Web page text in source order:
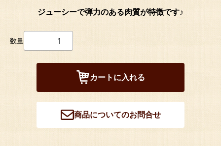
ジューシーで弾力のある肉質が特徴です♪
数量
カートに入れる
商品についてのお問合せ